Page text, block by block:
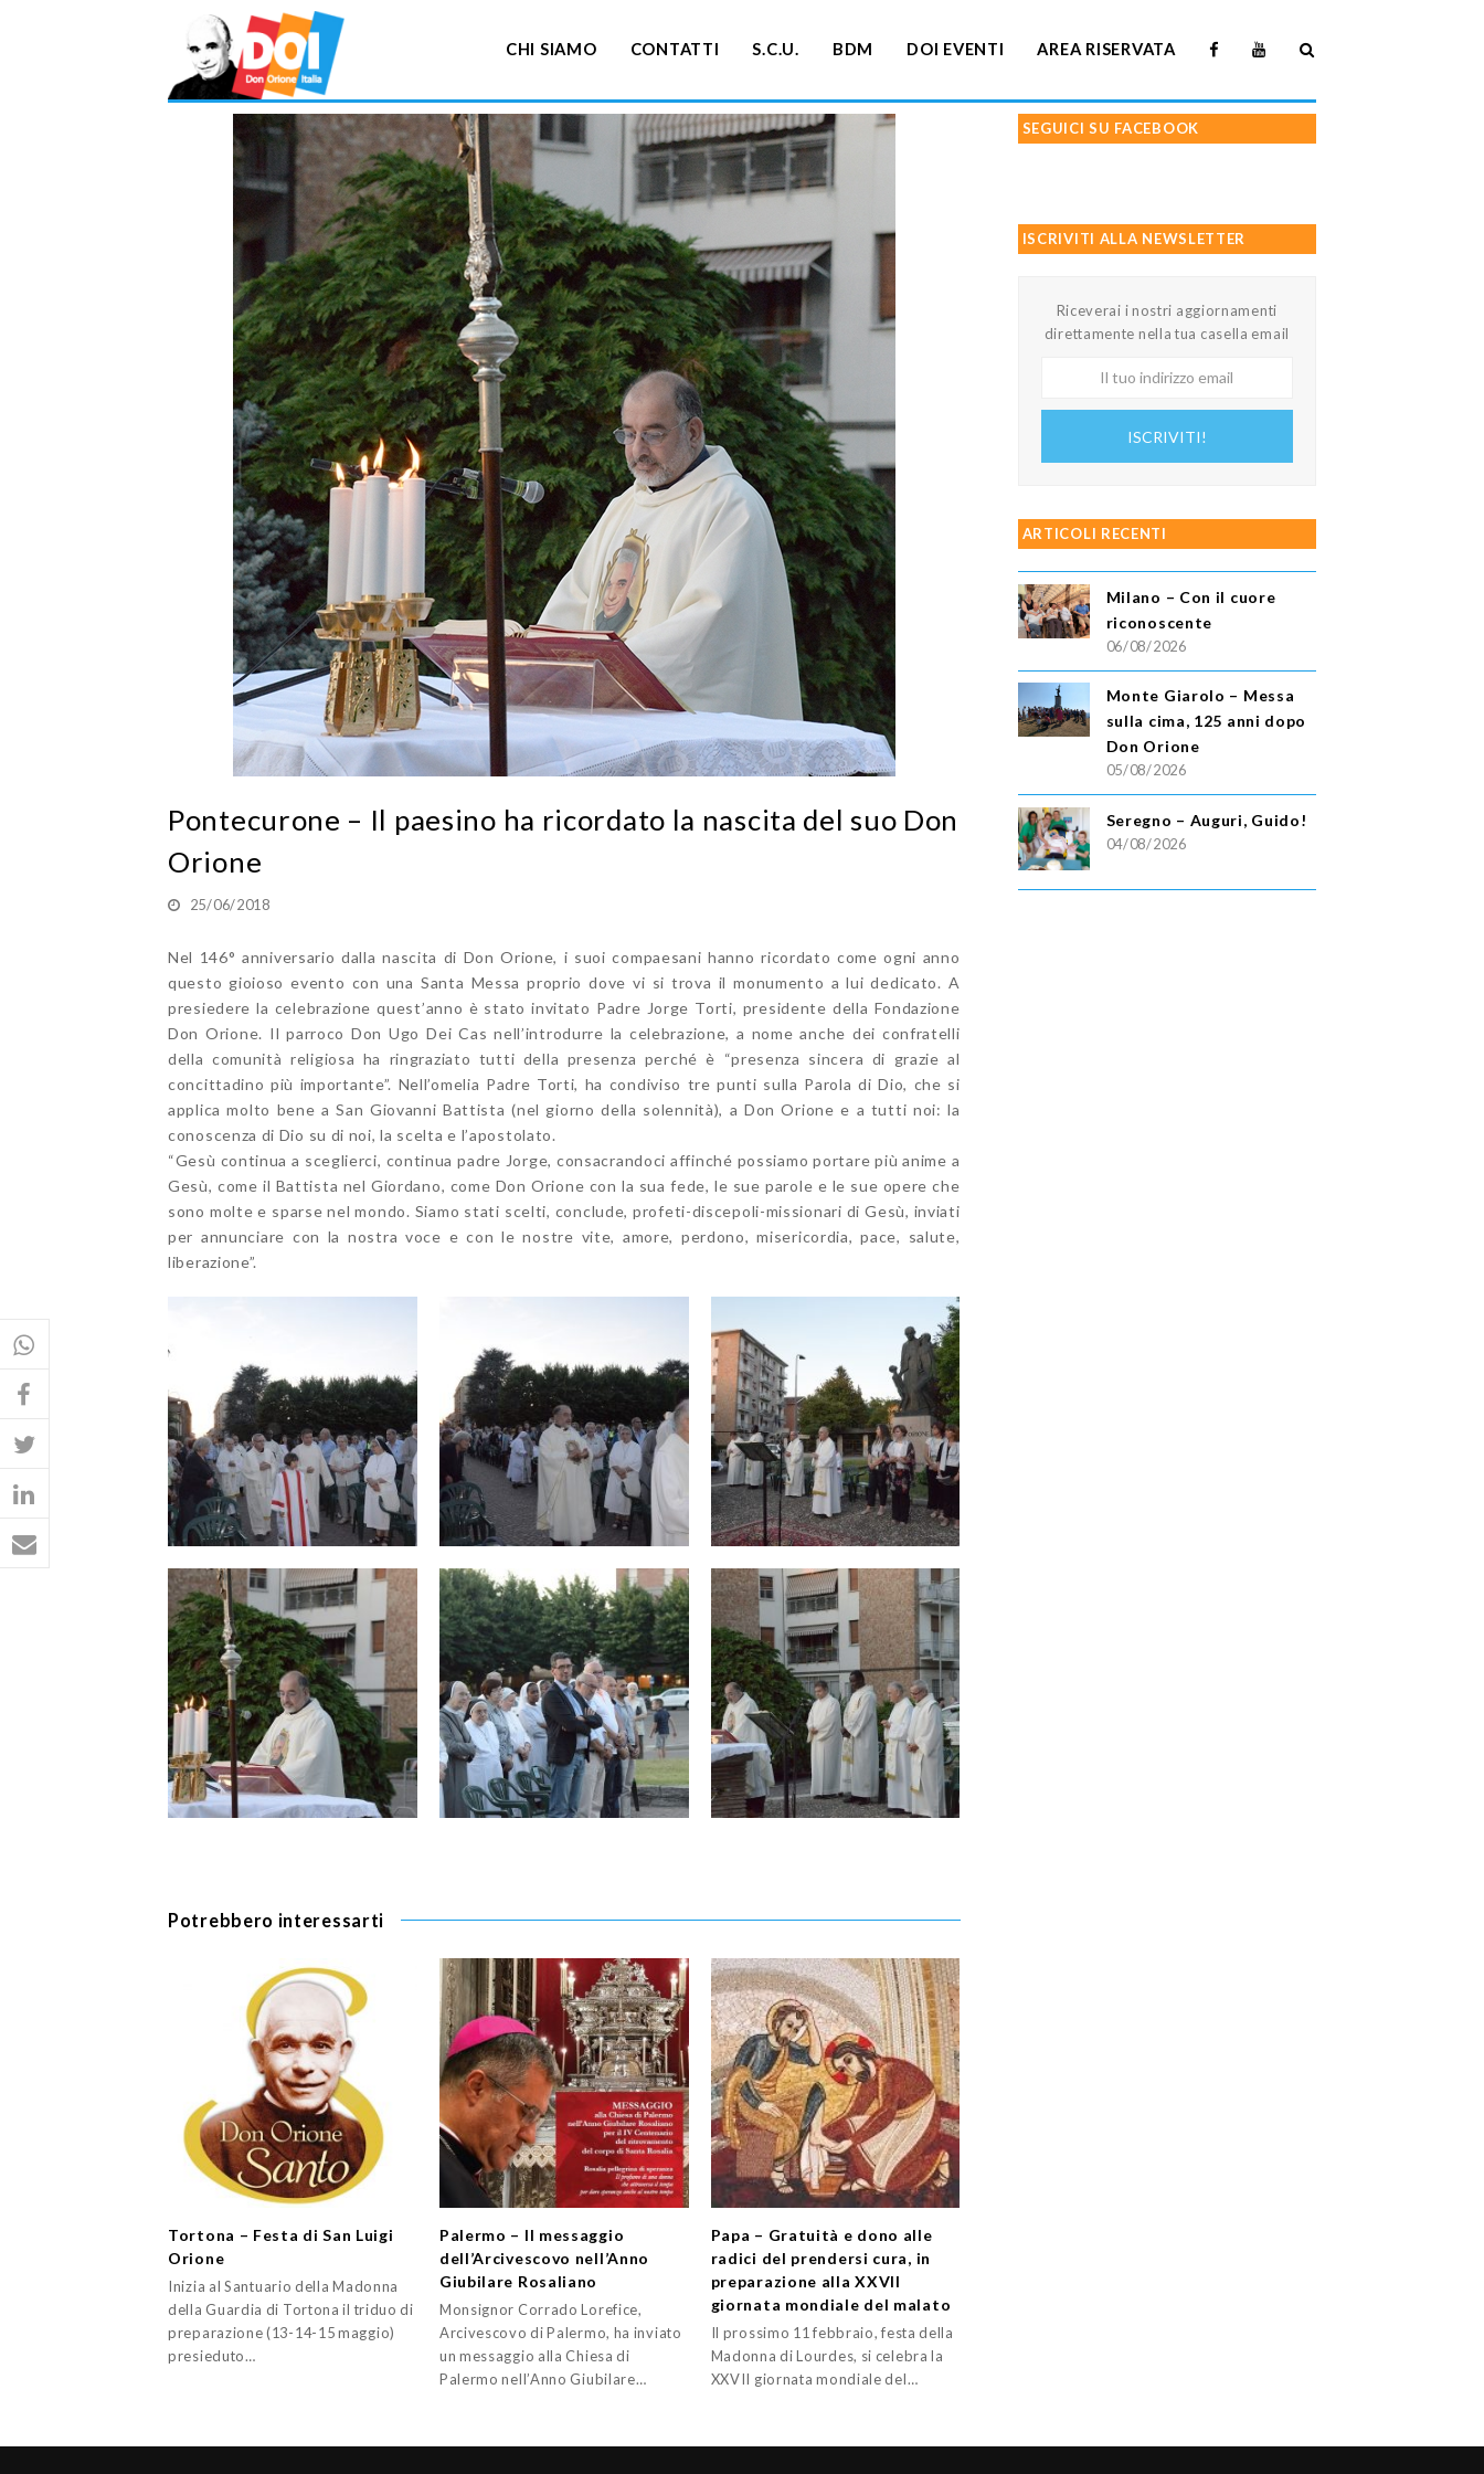
CHI SIAMO CONTATTI S.C.U. BDM DOI EVENTI AREA RISERVATA
Pontecurone – Il paesino ha ricordato la nascita del suo Don
Orione
25/06/2018
Nel 146° anniversario dalla nascita di Don Orione, i suoi compaesani hanno ricordato come ogni anno
questo gioioso evento con una Santa Messa proprio dove vi si trova il monumento a lui dedicato. A
presiedere la celebrazione quest’anno è stato invitato Padre Jorge Torti, presidente della Fondazione
Don Orione. Il parroco Don Ugo Dei Cas nell’introdurre la celebrazione, a nome anche dei confratelli
della comunità religiosa ha ringraziato tutti della presenza perché è “presenza sincera di grazie al
concittadino più importante”. Nell’omelia Padre Torti, ha condiviso tre punti sulla Parola di Dio, che si
applica molto bene a San Giovanni Battista (nel giorno della solennità), a Don Orione e a tutti noi: la
conoscenza di Dio su di noi, la scelta e l’apostolato.
“Gesù continua a sceglierci, continua padre Jorge, consacrandoci affinché possiamo portare più anime a
Gesù, come il Battista nel Giordano, come Don Orione con la sua fede, le sue parole e le sue opere che
sono molte e sparse nel mondo. Siamo stati scelti, conclude, profeti-discepoli-missionari di Gesù, inviati
per annunciare con la nostra voce e con le nostre vite, amore, perdono, misericordia, pace, salute,
liberazione”.
Potrebbero interessarti
Tortona – Festa di San Luigi
Orione
Inizia al Santuario della Madonna
della Guardia di Tortona il triduo di
preparazione (13-14-15 maggio)
presieduto…
Palermo – Il messaggio
dell’Arcivescovo nell’Anno
Giubilare Rosaliano
Monsignor Corrado Lorefice,
Arcivescovo di Palermo, ha inviato
un messaggio alla Chiesa di
Palermo nell’Anno Giubilare…
Papa – Gratuità e dono alle
radici del prendersi cura, in
preparazione alla XXVII
giornata mondiale del malato
Il prossimo 11 febbraio, festa della
Madonna di Lourdes, si celebra la
XXVII giornata mondiale del…
SEGUICI SU FACEBOOK
ISCRIVITI ALLA NEWSLETTER
Riceverai i nostri aggiornamenti
direttamente nella tua casella email
ISCRIVITI!
ARTICOLI RECENTI
Milano – Con il cuore
riconoscente
06/08/2026
Monte Giarolo – Messa
sulla cima, 125 anni dopo
Don Orione
05/08/2026
Seregno – Auguri, Guido!
04/08/2026